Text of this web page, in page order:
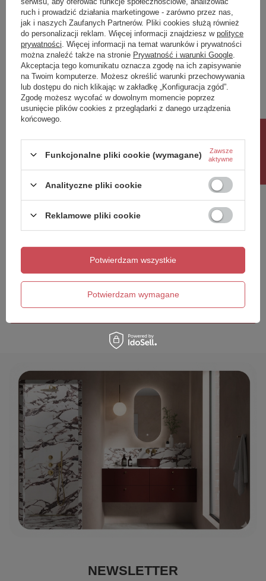
Napisz swoją opinię
Twoja ocena:
5/5
Treść twojej opinii
Dodaj własne zdjęcie produktu:
Wyślij opinię
NEWSLETTER
ruch i prowadzić działania marketingowe - zarówno przez nas,
jak i naszych Zaufanych Partnerów. Pliki cookies służą również
do personalizacji reklam. Więcej informacji znajdziesz w polityce
prywatności . Więcej informacji na temat warunków i prywatności
można znaleźć także na stronie Prywatność i warunki Google
Akceptacja tego komunikatu oznacza zgodę na ich zapisywanie
na Twoim komputerze. Możesz określić warunki przechowywania
lub dostępu do nich klikając w zakładkę „Konfiguracja zgód”.
Zgodę możesz wycofać w dowolnym momencie poprzez
usunięcie plików cookies z przeglądarki z danego urządzenia
końcowego.
Funkcjonalne pliki cookie (wymagane) Zawsze
aktywne
Analityczne pliki cookie
Reklamowe pliki cookie
Potwierdzam wymagane
Potwierdzam wszystkie